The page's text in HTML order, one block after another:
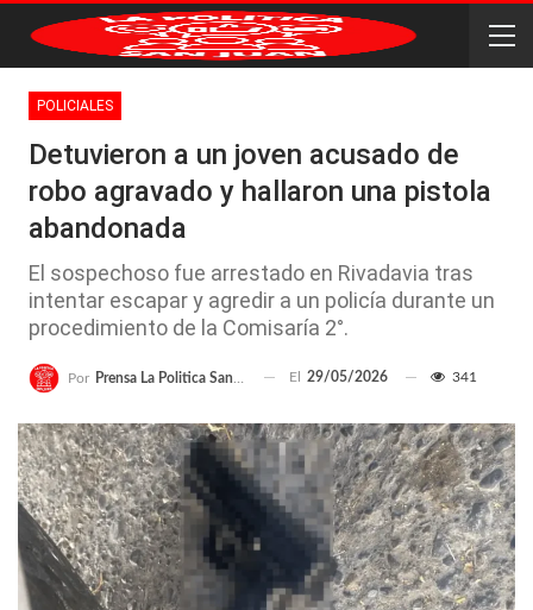
POLICIALES
Detuvieron a un joven acusado de
robo agravado y hallaron una pistola
abandonada
El sospechoso fue arrestado en Rivadavia tras
intentar escapar y agredir a un policía durante un
procedimiento de la Comisaría 2°.
Por Prensa La Politica San Juan El 29/05/2026 341